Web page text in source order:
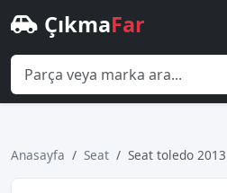
ÇıkmaFar
Anasayfa Seat Seat toledo